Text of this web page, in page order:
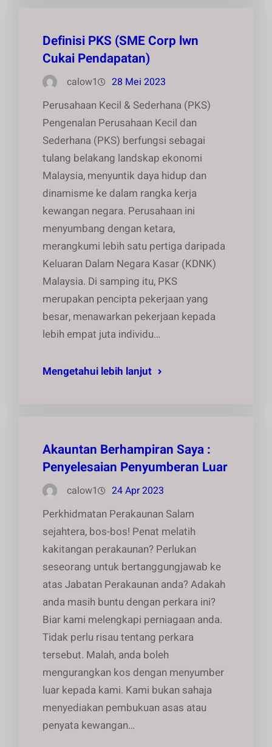
Definisi PKS (SME Corp lwn
Cukai Pendapatan)
calow1 28 Mei 2023
Perusahaan Kecil & Sederhana (PKS)
Pengenalan Perusahaan Kecil dan
Sederhana (PKS) berfungsi sebagai
tulang belakang landskap ekonomi
Malaysia, menyuntik daya hidup dan
dinamisme ke dalam rangka kerja
kewangan negara. Perusahaan ini
menyumbang dengan ketara,
merangkumi lebih satu pertiga daripada
Keluaran Dalam Negara Kasar (KDNK)
Malaysia. Di samping itu, PKS
merupakan pencipta pekerjaan yang
besar, menawarkan pekerjaan kepada
lebih empat juta individu…
Mengetahui lebih lanjut
Akauntan Berhampiran Saya :
Penyelesaian Penyumberan Luar
calow1 24 Apr 2023
Perkhidmatan Perakaunan Salam
sejahtera, bos-bos! Penat melatih
kakitangan perakaunan? Perlukan
seseorang untuk bertanggungjawab ke
atas Jabatan Perakaunan anda? Adakah
anda masih buntu dengan perkara ini?
Biar kami melengkapi perniagaan anda.
Tidak perlu risau tentang perkara
tersebut. Malah, anda boleh
mengurangkan kos dengan menyumber
luar kepada kami. Kami bukan sahaja
menyediakan pembukuan asas atau
penyata kewangan…